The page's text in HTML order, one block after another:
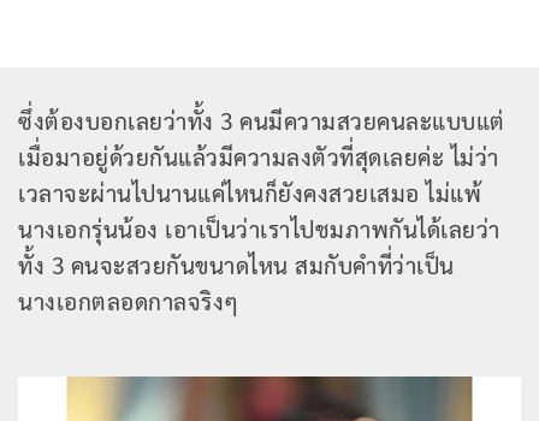
ซึ่งต้องบอกเลยว่าทั้ง 3 คนมีความสวยคนละแบบแต่
เมื่อมาอยู่ด้วยกันแล้วมีความลงตัวที่สุดเลยค่ะ ไม่ว่า
เวลาจะผ่านไปนานแค่ไหนก็ยังคงสวยเสมอ ไม่แพ้
นางเอกรุ่นน้อง เอาเป็นว่าเราไปชมภาพกันได้เลยว่า
ทั้ง 3 คนจะสวยกันขนาดไหน สมกับคำที่ว่าเป็น
นางเอกตลอดกาลจริงๆ